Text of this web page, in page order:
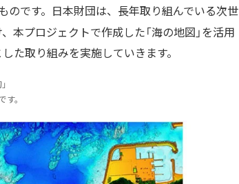
のです。日本財団は、長年取り組んでいる次世
プロジェクトで作成した「海の地図」を活用
た取り組みを実施していきます。
。